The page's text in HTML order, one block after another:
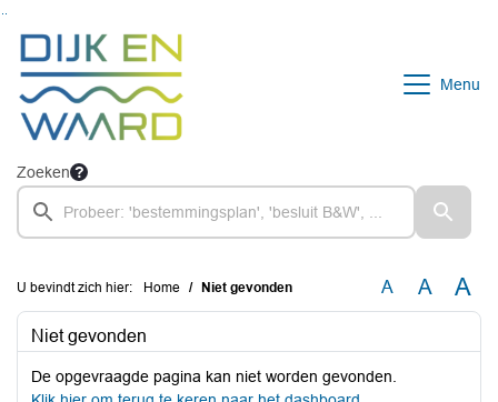
Menu
Zoeken
U bevindt zich hier: Home Niet gevonden A A A
Niet gevonden
De opgevraagde pagina kan niet worden gevonden.